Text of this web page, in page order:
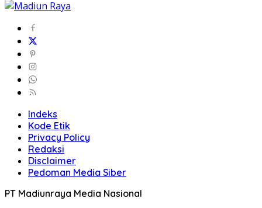
Indeks
Kode Etik
Privacy Policy
Redaksi
Disclaimer
Pedoman Media Siber
PT Madiunraya Media Nasional